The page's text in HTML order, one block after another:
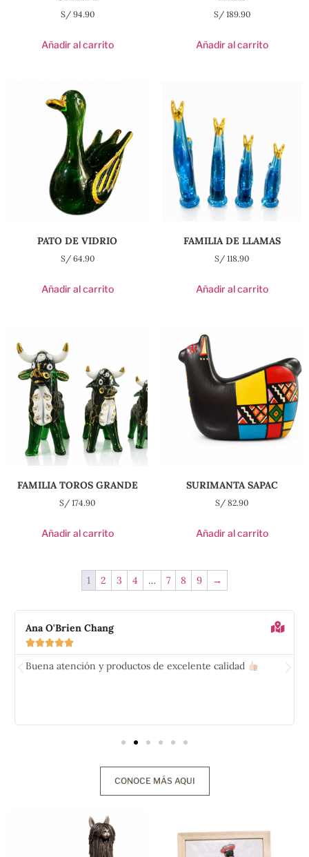
S/94.90
Añadir al carrito
S/189.90
Añadir al carrito
PATO DE VIDRIO
S/64.90
Añadir al carrito
FAMILIA DE LLAMAS
S/ 118.90
Añadir al carrito
FAMILIA TOROS GRANDE
S/ 174.90
Añadir al carrito
SURIMANTA SAPAC
S/ 82.90
Añadir al carrito
1 2 3 4 … 7 8 9 →
Ana O'Brien Chang

Buena atención y productos de excelente calidad
CONOCE MÁS AQUI